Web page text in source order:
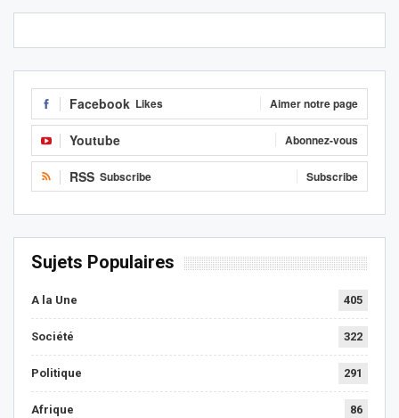
Facebook Likes Aimer notre page
Youtube Abonnez-vous
RSS Subscribe Subscribe
Sujets Populaires
A la Une 405
Société 322
Politique 291
Afrique 86